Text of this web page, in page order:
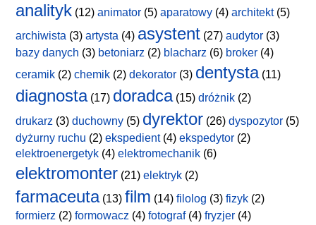
analityk (12) animator (5) aparatowy (4) architekt(5)
archiwista (3) artysta (4) asystent (27) audytor (3)
bazy danych (3) betoniarz (2) blacharz (6) broker (4)
ceramik (2) chemik (2) dekorator (3) dentysta(11)
diagnosta(17) doradca(15) dróżnik (2)
drukarz (3) duchowny (5) dyrektor (26) dyspozytor (5)
dyżurny ruchu (2) ekspedient(4) ekspedytor (2)
elektroenergetyk (4) elektromechanik (6)
elektromonter (21) elektryk (2)
farmaceuta(13) film (14) filolog (3) fizyk (2)
formierz (2) formowacz (4) fotograf(4) fryzjer (4)